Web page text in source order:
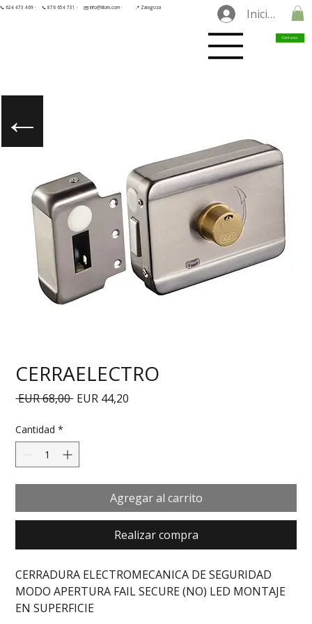
📞 624 473 469 · 📞 876 654 731 · ✉️ info@tilorn.com · 📍 Zaragoza Iniciar
Contacto
CERRAELECTRO
EUR 68,00 Precio
EUR 44,20
Cantidad *
Agregar al carrito
Realizar compra
CERRADURA ELECTROMECANICA DE SEGURIDAD
MODO APERTURA FAIL SECURE (NO) LED MONTAJE
EN SUPERFICIE
←